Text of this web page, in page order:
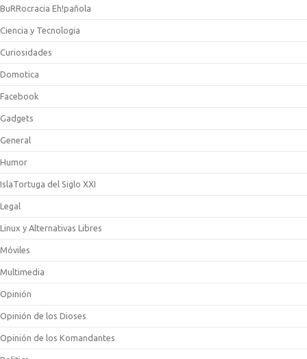
BuRRocracia Eh!pañola
Ciencia y Tecnologia
Curiosidades
Domotica
Facebook
Gadgets
General
Humor
IslaTortuga del Siglo XXI
Legal
Linux y Alternativas Libres
Móviles
Multimedia
Opinión
Opinión de los Dioses
Opinión de los Komandantes